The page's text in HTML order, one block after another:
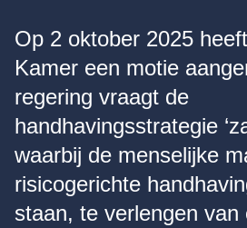
Op 2 oktober 2025
Kamer een motie
regering vraagt de
handhavingsstrategie
waarbij de menselijke
risicogerichte
staan, te verlengen